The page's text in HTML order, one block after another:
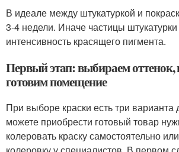
В идеале между штукатуркой и
3-4 недели. Иначе частицы
интенсивность красящего пигмента.
Первый этап: выбираем
готовим помещение
При выборе краски есть три варианта
можете приобрести готовый товар
колеровать краску самостоятельно